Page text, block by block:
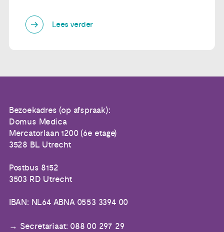
Lees verder
Bezoekadres (op afspraak):
Domus Medica
Mercatorlaan 1200 (6e etage)
3528 BL Utrecht
Postbus 8152
3503 RD Utrecht
IBAN: NL64 ABNA 0553 3394 00
Secretariaat: 088 00 297 29